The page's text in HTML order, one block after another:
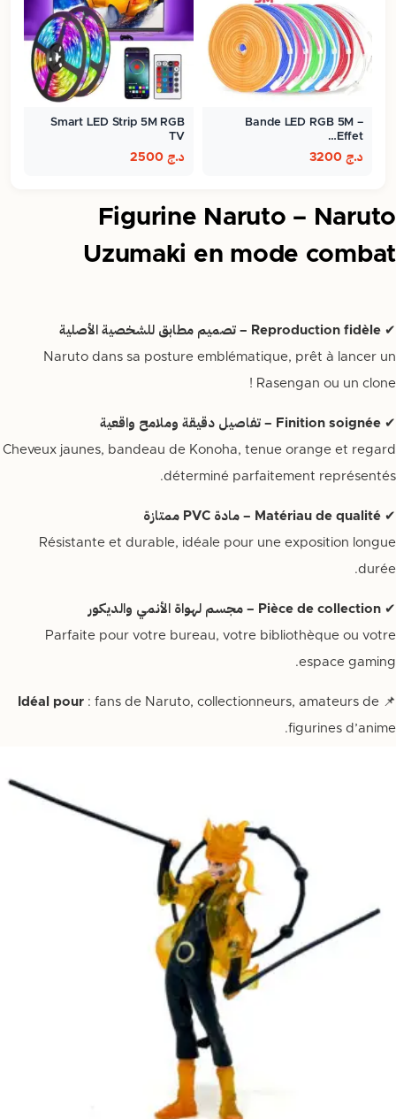
Bande LED RGB 5M –
Effet…
د.ج
Smart LED Strip 5M RGB
TV
د.ج
Figurine Naruto – Naruto
Uzumaki en mode combat
✔ Reproduction fidèle – تصميم مطابق للشخصية الأصلية
Naruto dans sa posture emblématique, prêt à lancer un
Rasengan ou un clone !
✔ Finition soignée – تفاصيل دقيقة وملامح واقعية
Cheveux jaunes, bandeau de Konoha, tenue orange et regard
déterminé parfaitement représentés.
✔ Matériau de qualité – مادة PVC ممتازة
Résistante et durable, idéale pour une exposition longue
durée.
✔ Pièce de collection – مجسم لهواة الأنمي والديكور
Parfaite pour votre bureau, votre bibliothèque ou votre
espace gaming.
📌
Idéal pour : fans de Naruto, collectionneurs, amateurs de
figurines d’anime.